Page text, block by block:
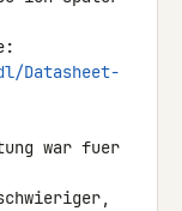
Datasheet-
war fuer